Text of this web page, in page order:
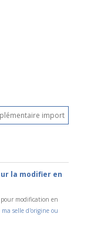
la modifier en
pour modification en
selle d'origine ou